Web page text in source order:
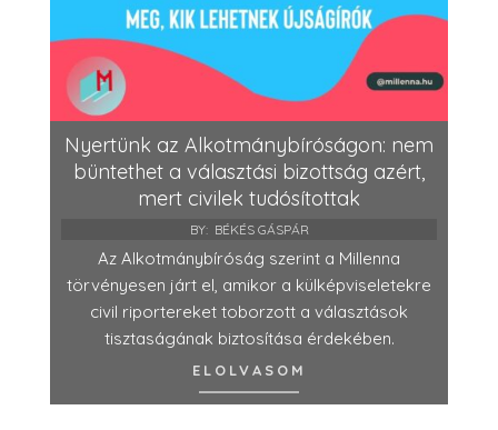
Nyertünk az Alkotmánybíróságon: nem
büntethet a választási bizottság azért,
mert civilek tudósítottak
BY: BÉKÉS GÁSPÁR
Az Alkotmánybíróság szerint a Millenna
törvényesen járt el, amikor a külképviseletekre
civil riportereket toborzott a választások
tisztaságának biztosítása érdekében.
ELOLVASOM